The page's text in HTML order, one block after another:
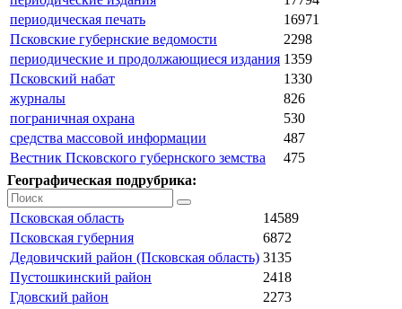
периодическая печать
16971
Псковские губернские ведомости
2298
периодические и продолжающиеся издания 1359
Псковский набат
1330
журналы
826
пограничная охрана
530
средства массовой информации
487
Вестник Псковского губернского земства
475
Географическая подрубрика:
Псковская область
14589
Псковская губерния
6872
Дедовичский район (Псковская область) 3135
Пустошкинский район
2418
Гдовский район
2273